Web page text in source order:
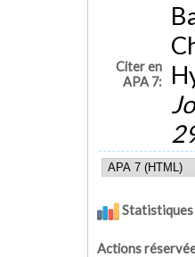
Citer en
APA 7:
Statistiques
Actions